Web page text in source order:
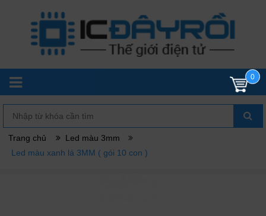
0
Trang chủ
Led màu 3mm
Led màu xanh lá 3MM ( gói 10 con )